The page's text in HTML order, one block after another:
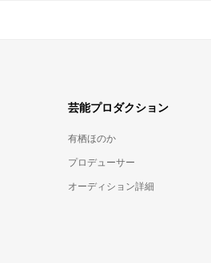
芸能プロダクション
有栖ほのか
プロデューサー
オーディション詳細